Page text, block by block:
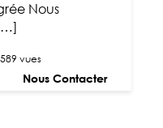
Nous
vues
Nous Contacter